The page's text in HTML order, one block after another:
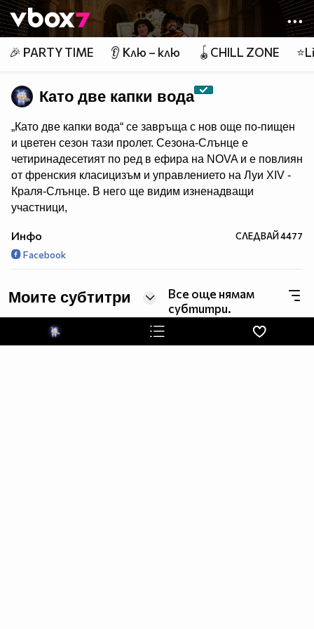
Member of
👾
🎉 PARTY TIME 👂 Клю – клю 🪀CHILL ZONE
Като две капки вода
„Като две капки вода“ се завръща с нов още по-пищен
и цветен сезон тази пролет. Сезона-Слънце е
четиринадесетият по ред в ефира на NOVA и е повлиян
от френския класицизъм и управлението на Луи XIV -
Краля-Слънце. В него ще видим изненадващи
участници,
Короната отново ще бъде в ръцете на зрителите, а
любимите водещи - Димитър Рачков и Герасим
Инфо СЛЕДВАЙ4477
Facebook
Моите субтитри
Все още нямам
субтитри.